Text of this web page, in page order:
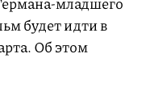
будет идти в
Об этом